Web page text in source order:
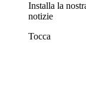
Installa la
notizie
Tocca